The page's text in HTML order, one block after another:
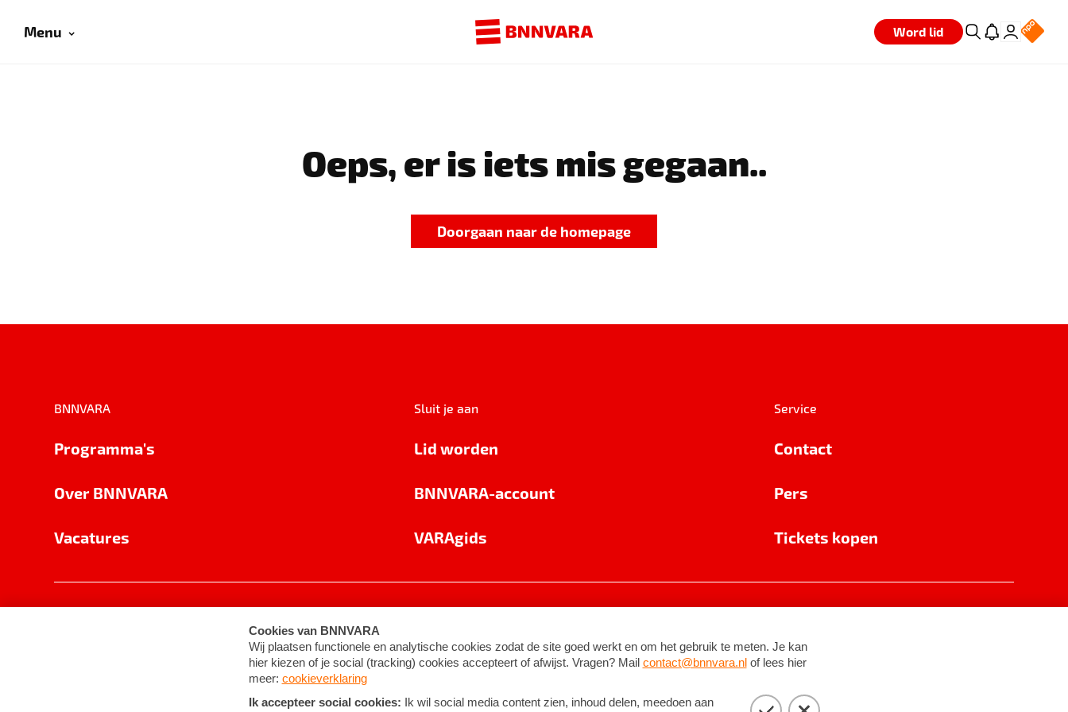
Menu Word lid
Oeps, er is iets mis gegaan..
Doorgaan naar de homepage
BNNVARA
Programma's
Over BNNVARA
Vacatures
Sluit je aan
Lid worden
BNNVARA-account
VARAgids
Service
Contact
Pers
Tickets kopen
Cookie-instellingen Algemene voorwaarden ©2026BNNVARA